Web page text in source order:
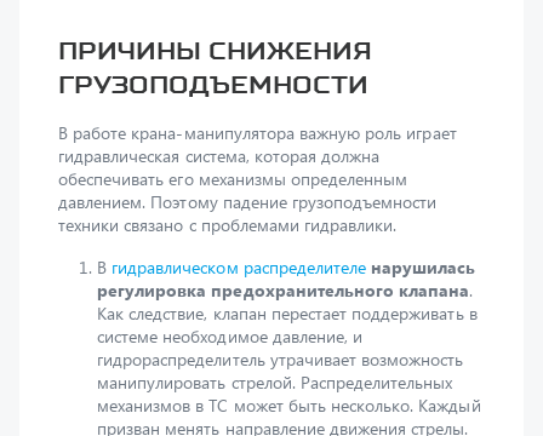
В работе крана-манипулятора важную роль играет
гидравлическая система, которая должна
обеспечивать его механизмы определенным
давлением. Поэтому падение грузоподъемности
техники связано с проблемами гидравлики.
Вгидравлическом распределителе нарушилась
регулировка предохранительного клапана
Как следствие, клапан перестает поддерживать в
системе необходимое давление, и
гидрораспределитель утрачивает возможность
манипулировать стрелой. Распределительных
механизмов в ТС может быть несколько. Каждый
призван менять направление движения стрелы.
Утрата функций хотя бы одного распределителя
не дает возможности нормально работать с КМУ.